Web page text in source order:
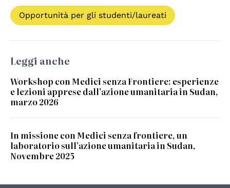
Opportunità per gli studenti/laureati
Leggi anche
Workshop con Medici senza Frontiere: esperienze
e lezioni apprese dall’azione umanitaria in Sudan,
marzo 2026
In missione con Medici senza frontiere, un
laboratorio sull’azione umanitaria in Sudan,
Novembre 2025